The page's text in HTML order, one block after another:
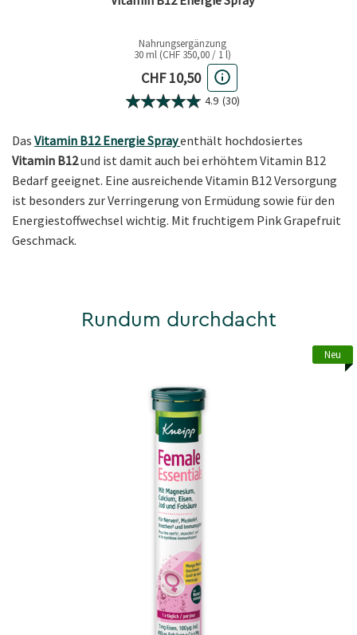
Nahrungsergänzung
30 ml (CHF 350,00 / 1 l)
Aktueller Preis
CHF 10,50
4.9 (30)
Das Vitamin B12 Energie Sprayenthält hochdosiertes
Vitamin B12und ist damit auch bei erhöhtem Vitamin B12
Bedarf geeignet. Eine ausreichende Vitamin B12 Versorgung
ist besonders zur Verringerung von Ermüdung sowie für den
Energiestoffwechsel wichtig. Mit fruchtigem Pink Grapefruit
Geschmack.
Rundum durchdacht
Neu